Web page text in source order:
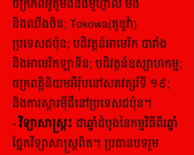
ចក្រភពអូតូម៉ង់និងមូហ្កាល មីង
និងឈីងចិន; Tokowa(តូខូវ៉ា)
ប្រទេសជប៉ុន; បដិវត្តន៍អាមេរិក បារាំង
និងអាមេរិកឡាទីន; បដិវត្តន៍ឧស្សាហកម្ម;
ចក្រពត្តិនិយមអឺរ៉ុបនៅសតវត្សរ៍ទី ១៩;
និងការស្តារម៉ីជីនៅប្រទេសជប៉ុន។
- វិទ្យាសាស្ត្រ៖ ជាឆ្នាំដំបូងនៃកម្មវិធីពីរឆ្នាំ
ផ្នែកវិទ្យាសាស្រ្តពិត។ ប្រធានបទរួម